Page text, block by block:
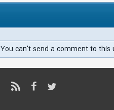
You can't send a comment to this